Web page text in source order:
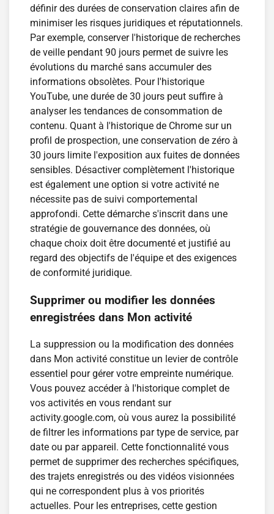
définir des durées de conservation claires afin de
minimiser les risques juridiques et réputationnels.
Par exemple, conserver l'historique de recherches
de veille pendant 90 jours permet de suivre les
évolutions du marché sans accumuler des
informations obsolètes. Pour l'historique
YouTube, une durée de 30 jours peut suffire à
analyser les tendances de consommation de
contenu. Quant à l'historique de Chrome sur un
profil de prospection, une conservation de zéro à
30 jours limite l'exposition aux fuites de données
sensibles. Désactiver complètement l'historique
est également une option si votre activité ne
nécessite pas de suivi comportemental
approfondi. Cette démarche s'inscrit dans une
stratégie de gouvernance des données, où
chaque choix doit être documenté et justifié au
regard des objectifs de l'équipe et des exigences
de conformité juridique.
Supprimer ou modifier les données
enregistrées dans Mon activité
La suppression ou la modification des données
dans Mon activité constitue un levier de contrôle
essentiel pour gérer votre empreinte numérique.
Vous pouvez accéder à l'historique complet de
vos activités en vous rendant sur
activity.google.com, où vous aurez la possibilité
de filtrer les informations par type de service, par
date ou par appareil. Cette fonctionnalité vous
permet de supprimer des recherches spécifiques,
des trajets enregistrés ou des vidéos visionnées
qui ne correspondent plus à vos priorités
actuelles. Pour les entreprises, cette gestion